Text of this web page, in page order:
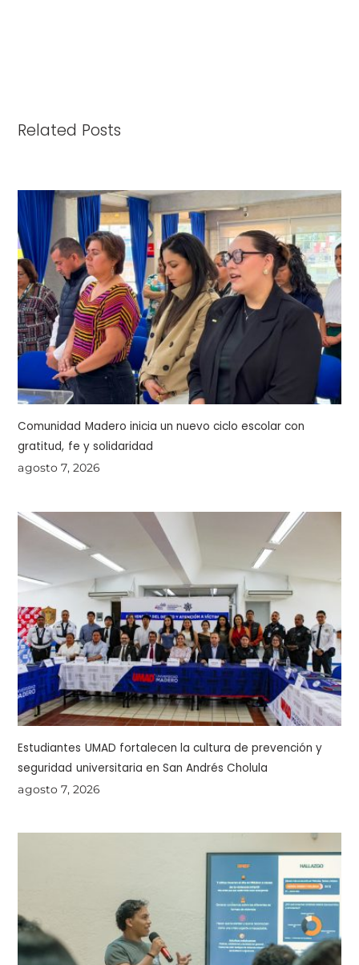
Related Posts
Comunidad Madero inicia un nuevo ciclo escolar con
gratitud, fe y solidaridad
agosto 7, 2026
Estudiantes UMAD fortalecen la cultura de prevención y
seguridad universitaria en San Andrés Cholula
agosto 7, 2026